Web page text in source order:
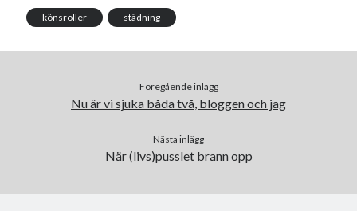
k
könsroller städning
Föregående inlägg
Nu är vi sjuka båda två, bloggen och jag
Nästa inlägg
När (livs)pusslet brann opp